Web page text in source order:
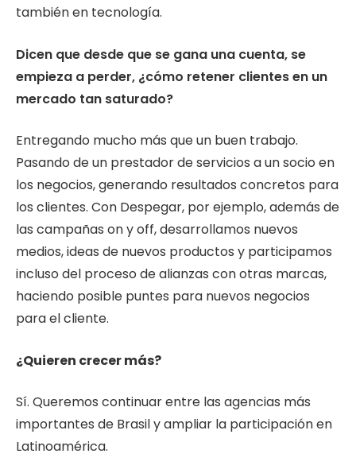
también en tecnología.
Dicen que desde que se gana una cuenta, se
empieza a perder, ¿cómo retener clientes en un
mercado tan saturado?
Entregando mucho más que un buen trabajo.
Pasando de un prestador de servicios a un socio en
los negocios, generando resultados concretos para
los clientes. Con Despegar, por ejemplo, además de
las campañas on y off, desarrollamos nuevos
medios, ideas de nuevos productos y participamos
incluso del proceso de alianzas con otras marcas,
haciendo posible puntes para nuevos negocios
para el cliente.
¿Quieren crecer más?
Sí. Queremos continuar entre las agencias más
importantes de Brasil y ampliar la participación en
Latinoamérica.